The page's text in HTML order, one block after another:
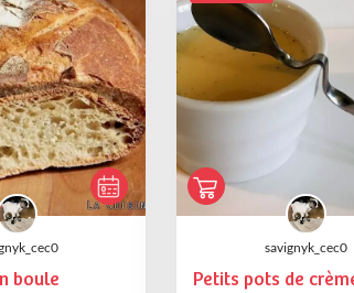
boule
savignyk_cec0
Petits pots de